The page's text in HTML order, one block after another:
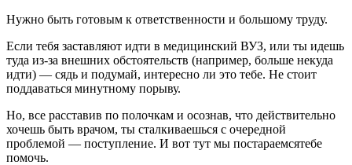
Нужно быть готовым к ответственности и большому труду.
Если тебя заставляют идти в медицинский ВУЗ, или ты идешь
туда из-за внешних обстоятельств (например, больше некуда
идти) — сядь и подумай, интересно ли это тебе. Не стоит
поддаваться минутному порыву.
Но, все расставив по полочкам и осознав, что действительно
хочешь быть врачом, ты сталкиваешься с очередной
проблемой — поступление. И вот тут мы постараемсятебе
помочь.